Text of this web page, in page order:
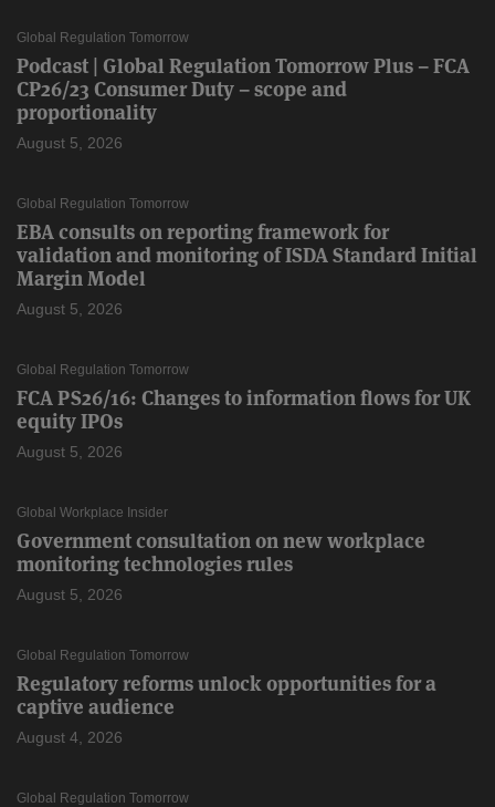
Global Regulation Tomorrow
Podcast | Global Regulation Tomorrow Plus – FCA
CP26/23 Consumer Duty – scope and
proportionality
August 5, 2026
Global Regulation Tomorrow
EBA consults on reporting framework for
validation and monitoring of ISDA Standard Initial
Margin Model
August 5, 2026
Global Regulation Tomorrow
FCA PS26/16: Changes to information flows for UK
equity IPOs
August 5, 2026
Global Workplace Insider
Government consultation on new workplace
monitoring technologies rules
August 5, 2026
Global Regulation Tomorrow
Regulatory reforms unlock opportunities for a
captive audience
August 4, 2026
Global Regulation Tomorrow